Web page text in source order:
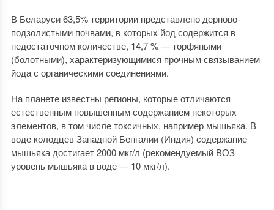
В Беларуси 63,5% территории представлено дерново-
подзолистыми почвами, в которых йод содержится в
недостаточном количестве, 14,7 % — торфяными
(болотными), характеризующимися прочным связыванием
йода с органическими соединениями.
На планете известны регионы, которые отличаются
естественным повышенным содержанием некоторых
элементов, в том числе токсичных, например мышьяка. В
воде колодцев Западной Бенгалии (Индия) содержание
мышьяка достигает 2000 мкг/л (рекомендуемый ВОЗ
уровень мышьяка в воде — 10 мкг/л).